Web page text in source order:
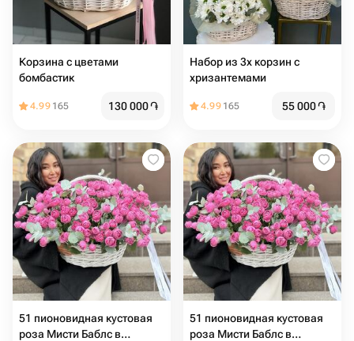
Корзина с цветами
бомбастик
4.99 165 130 000֏
Набор из 3х корзин с
хризантемами
4.99 165 55 000֏
51 пионовидная кустовая
роза Мисти Баблс в
51 пионовидная кустовая
роза Мисти Баблс в